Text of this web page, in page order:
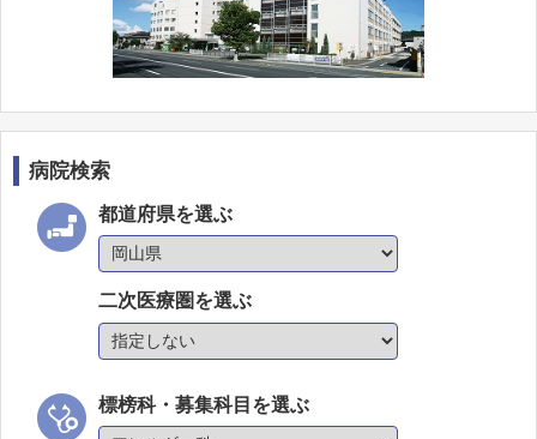
病院検索
都道府県を選ぶ
二次医療圏を選ぶ
標榜科・募集科目を選ぶ